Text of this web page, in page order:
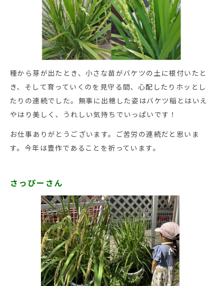
種から芽が出たとき、小さな苗がバケツの土に根付いたと
き、そして育っていくのを見守る間、心配したりホッとし
たりの連続でした。無事に出穂した姿はバケツ稲とはいえ
やはり美しく、うれしい気持ちでいっぱいです！
お仕事ありがとうございます。ご苦労の連続だと思いま
す。今年は豊作であることを祈っています。
さっぴーさん